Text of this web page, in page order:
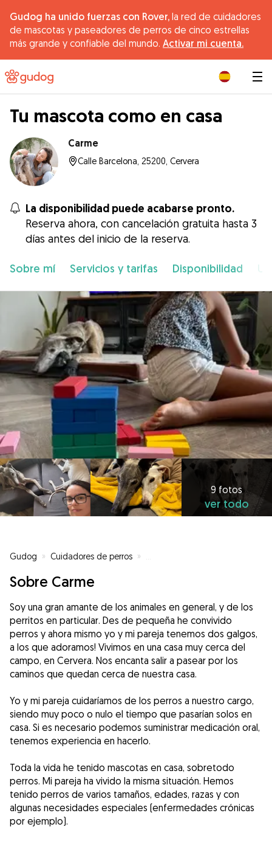
Gudog ha unido fuerzas con Rover, la red de cuidadores
de mascotas y paseadores de perros de cinco estrellas
más grande y confiable del mundo. Activar mi cuenta.
Tu mascota como en casa
Carme
Calle Barcelona, 25200, Cervera
La disponibilidad puede acabarse pronto.
Reserva ahora, con cancelación gratuita hasta 3
días antes del inicio de la reserva.
Sobre mí Servicios y tarifas Disponibilidad
9 fotos
ver todo
Gudog » Cuidadores de perros »
Sobre Carme
Soy una gran amante de los animales en general, y de los
perritos en particular. Des de pequeña he convivido
perros y ahora mismo yo y mi pareja tenemos dos galgos,
a los que adoramos! Vivimos en una casa muy cerca del
campo, en Cervera. Nos encanta salir a pasear por los
caminos que quedan cerca de nuestra casa.
Yo y mi pareja cuidaríamos de los perros a nuestro cargo,
siendo muy poco o nulo el tiempo que pasarían solos en
casa. Si es necesario podemos suministrar medicación oral,
tenemos experiencia en hacerlo.
Toda la vida he tenido mascotas en casa, sobretodo
perros. Mi pareja ha vivido la misma situación. Hemos
tenido perros de varios tamaños, edades, razas y con
algunas necesidades especiales (enfermedades crónicas
por ejemplo).